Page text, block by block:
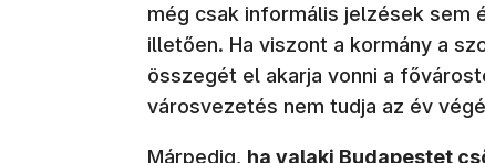
még csak informális jelzések sem
illetően. Ha viszont a kormány a
összegét el akarja vonni a
városvezetés nem tudja az év
Márpedig, ha valaki Budapestet